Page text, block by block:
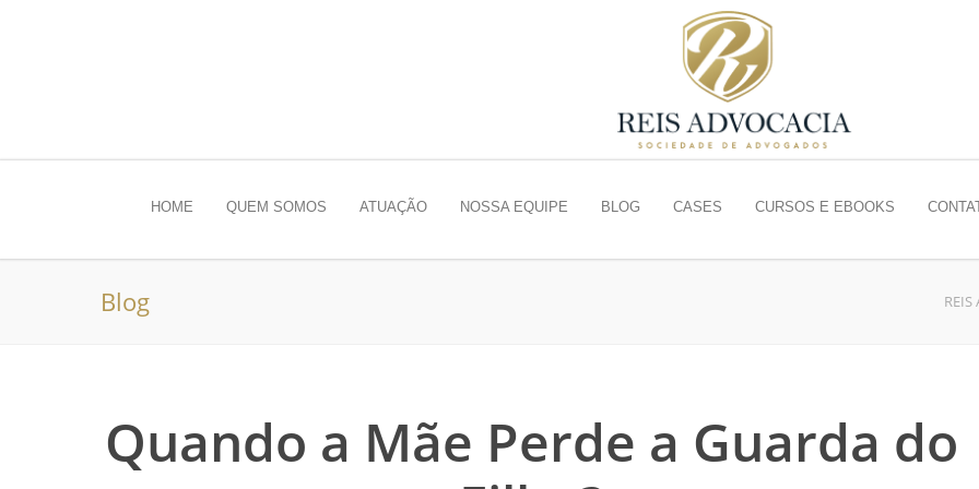
HOME QUEM SOMOS ATUAÇÃO NOSSA EQUIPE BLOG CASES CURSOS E EBOOKS
Blog REIS
Quando a Mãe Perde a Guarda do